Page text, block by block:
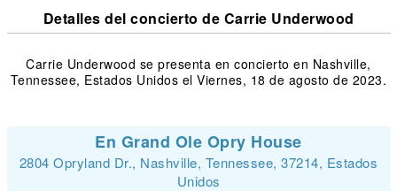
Detalles del concierto de Carrie Underwood
Carrie Underwood se presenta en concierto en Nashville,
Tennessee, Estados Unidos el Viernes, 18 de agosto de 2023.
En Grand Ole Opry House
2804 Opryland Dr., Nashville, Tennessee, 37214, Estados
Unidos